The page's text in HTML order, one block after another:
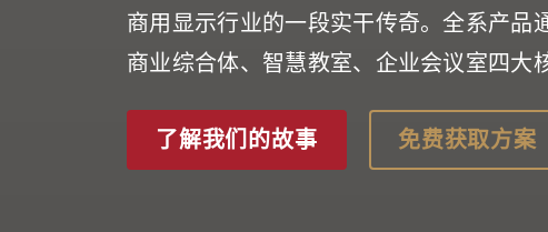
商用显示行业的一段实干传奇。全系产品
商业综合体、智慧教室、企业会议室四大
了解我们的故事 免费获取方案